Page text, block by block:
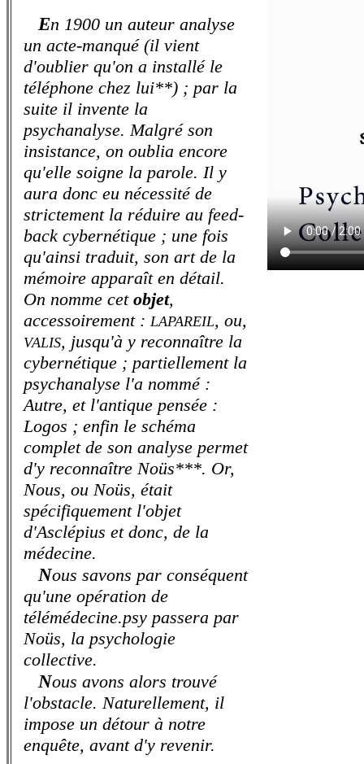
En 1900 un auteur analyse
un acte-manqué (il vient
d'oublier qu'on a installé le
téléphone chez lui**) ; par la
suite il invente la
psychanalyse. Malgré son
insistance, on oublia encore
qu'elle soigne la parole. Il y
aura donc eu nécessité de
strictement la réduire au feed-
back cybernétique ; une fois
qu'ainsi traduit, son art de la
mémoire apparaît en détail.
On nomme cet objet,
accessoirement : LAPAREIL, ou,
VALIS, jusqu'à y reconnaître la
cybernétique ; partiellement la
psychanalyse l'a nommé :
Autre, et l'antique pensée :
Logos ; enfin le schéma
complet de son analyse permet
d'y reconnaître Noüs***. Or,
Nous, ou Noüs, était
spécifiquement l'objet
d'Asclépius et donc, de la
médecine.
Nous savons par conséquent
qu'une opération de
télémédecine.psy passera par
Noüs, la psychologie
collective.
Nous avons alors trouvé
l'obstacle. Naturellement, il
impose un détour à notre
enquête, avant d'y revenir.